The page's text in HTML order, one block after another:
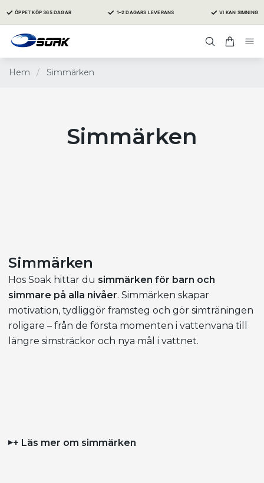
✓ ÖPPET KÖP 365 DAGAR ✓ 1–2 DAGARS LEVERANS ✓ VI KAN SIMNING
Hem / Simmärken
Simmärken
Simmärken
Hos Soak hittar du simmärken för barn och
simmare på alla nivåer. Simmärken skapar
motivation, tydliggör framsteg och gör simträningen
roligare – från de första momenten i vattenvana till
längre simsträckor och nya mål i vattnet.
+ Läs mer om simmärken